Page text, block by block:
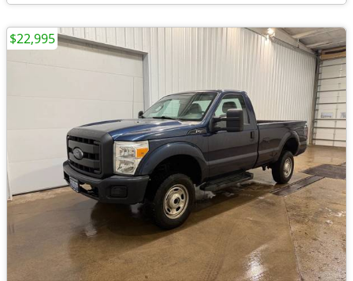
$22,995